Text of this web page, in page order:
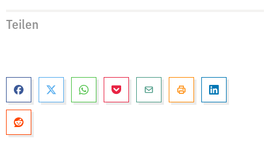
Teilen